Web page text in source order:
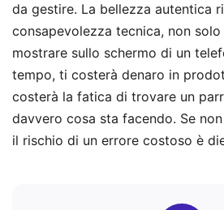
da gestire. La bellezza autentica
consapevolezza tecnica, non
mostrare sullo schermo di un
tempo, ti costerà denaro in
costerà la fatica di trovare un
davvero cosa sta facendo. Se
il rischio di un errore costoso è